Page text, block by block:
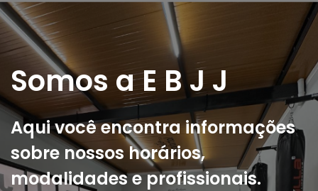
Somos a E B J J
Aqui você encontra informações
sobre nossos horários,
modalidades e profissionais.